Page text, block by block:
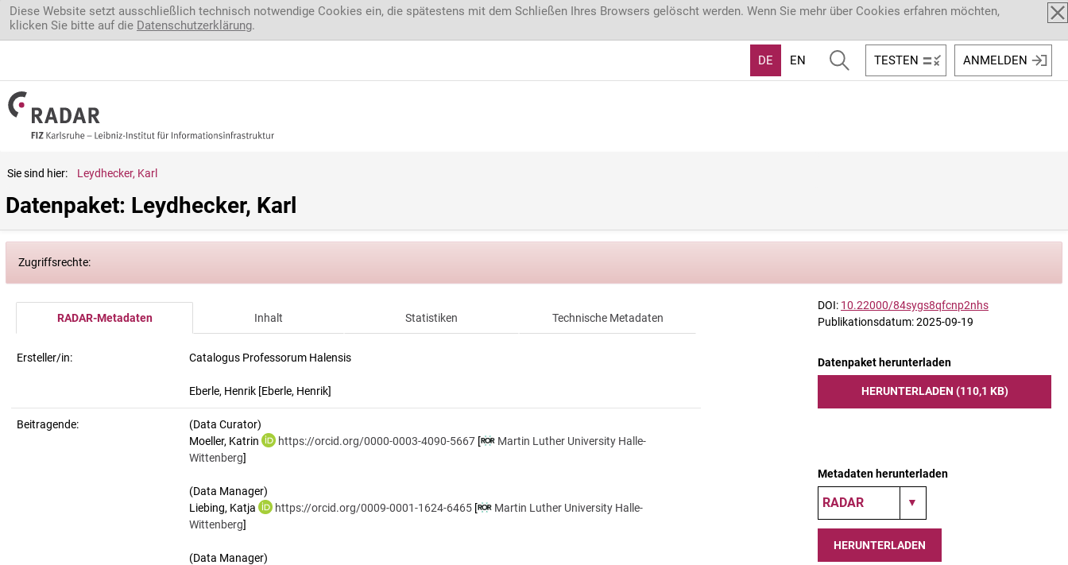
Direkt zum Inhalt
Diese Website setzt ausschließlich technisch notwendige Cookies ein, die spätestens mit dem Schließen Ihres Browsers gelöscht werden. Wenn Sie mehr über Cookies erfahren möchten,
klicken Sie bitte auf die Datenschutzerklärung.
DE EN TESTEN ANMELDEN
Sie sind hier: Leydhecker, Karl
Datenpaket: Leydhecker, Karl
Zugriffsrechte:
RADAR-Metadaten Inhalt Statistiken Technische Metadaten
Ersteller/in: Catalogus Professorum Halensis
Eberle, Henrik [Eberle, Henrik]
Beitragende:
(Data Curator)
Moeller, Katrin
https://orcid.org/0000-0003-4090-5667 [
Martin Luther University Halle-
Wittenberg]
(Data Manager)
Liebing, Katja
https://orcid.org/0009-0001-1624-6465 [
Martin Luther University Halle-
Wittenberg]
(Data Manager)
DOI: 10.22000/84sygs8qfcnp2nhs
Publikationsdatum: 2025-09-19
Datenpaket herunterladen
HERUNTERLADEN (110,1 KB)
Metadaten herunterladen
HERUNTERLADEN